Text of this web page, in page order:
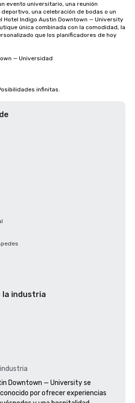
evento universitario, una reunión
una celebración de bodas o un
Hotel Indigo Austin Downtown — University
única combinada con la comodidad, la
que los planificadores de hoy
— Universidad
infinitas.
la industria
Downtown — University se
por ofrecer experiencias